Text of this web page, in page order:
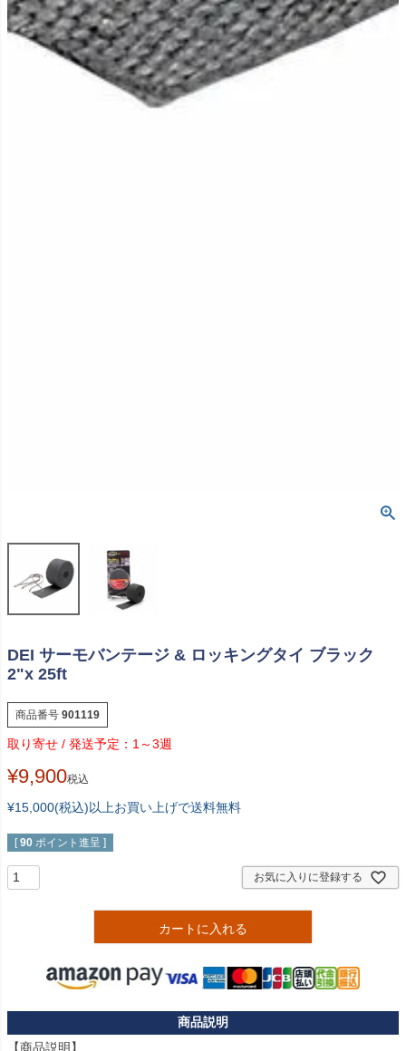
DEI サーモバンテージ & ロッキングタイ ブラック
2"x 25ft
商品番号 901119
1～3週
¥9,900税込
¥15,000(税込)以上お買い上げで送料無料
[ 90 ポイント進呈 ]
お気に入りに登録する
カートに入れる
【商品説明】